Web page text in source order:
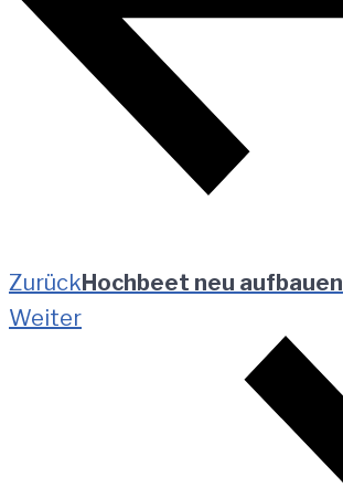
ZurückHochbeet neu aufbauen
Weiter